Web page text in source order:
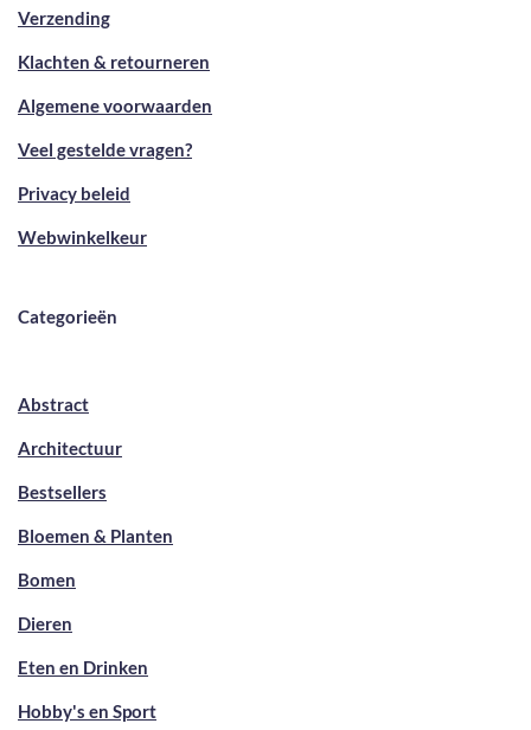
Verzending
Klachten & retourneren
Algemene voorwaarden
Veel gestelde vragen?
Privacy beleid
Webwinkelkeur
Categorieën
Abstract
Architectuur
Bestsellers
Bloemen & Planten
Bomen
Dieren
Eten en Drinken
Hobby's en Sport